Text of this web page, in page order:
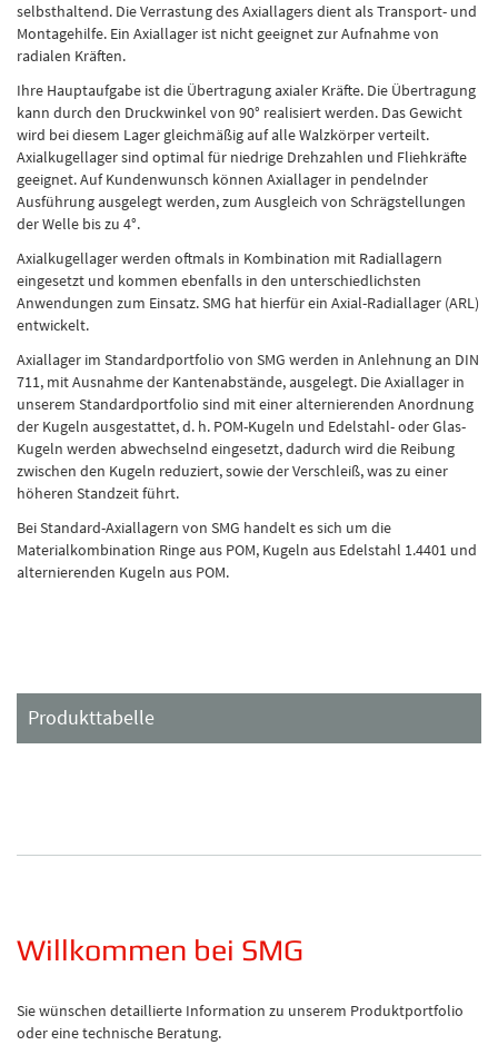
selbsthaltend. Die Verrastung des Axiallagers dient als Transport- und
Montagehilfe. Ein Axiallager ist nicht geeignet zur Aufnahme von
radialen Kräften.
Ihre Hauptaufgabe ist die Übertragung axialer Kräfte. Die Übertragung
kann durch den Druckwinkel von 90° realisiert werden. Das Gewicht
wird bei diesem Lager gleichmäßig auf alle Walzkörper verteilt.
Axialkugellager sind optimal für niedrige Drehzahlen und Fliehkräfte
geeignet. Auf Kundenwunsch können Axiallager in pendelnder
Ausführung ausgelegt werden, zum Ausgleich von Schrägstellungen
der Welle bis zu 4°.
Axialkugellager werden oftmals in Kombination mit Radiallagern
eingesetzt und kommen ebenfalls in den unterschiedlichsten
Anwendungen zum Einsatz. SMG hat hierfür ein Axial-Radiallager (ARL)
entwickelt.
Axiallager im Standardportfolio von SMG werden in Anlehnung an DIN
711, mit Ausnahme der Kantenabstände, ausgelegt. Die Axiallager in
unserem Standardportfolio sind mit einer alternierenden Anordnung
der Kugeln ausgestattet, d. h. POM-Kugeln und Edelstahl- oder Glas-
Kugeln werden abwechselnd eingesetzt, dadurch wird die Reibung
zwischen den Kugeln reduziert, sowie der Verschleiß, was zu einer
höheren Standzeit führt.
Bei Standard-Axiallagern von SMG handelt es sich um die
Materialkombination Ringe aus POM, Kugeln aus Edelstahl 1.4401 und
alternierenden Kugeln aus POM.
Produkttabelle
Willkommen bei SMG
Sie wünschen detaillierte Information zu unserem Produktportfolio
oder eine technische Beratung.